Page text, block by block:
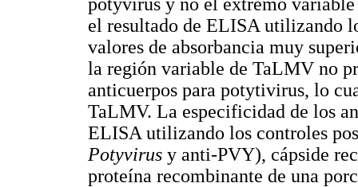
el resultado de ELISA utilizando
valores de absorbancia muy
la región variable de TaLMV no
anticuerpos para potytivirus, lo
TaLMV. La especificidad de los
ELISA utilizando los controles
Potyvirus y anti-PVY), cápside
proteína recombinante de una